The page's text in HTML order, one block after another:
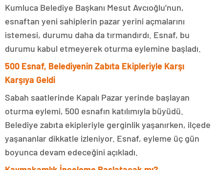
Kumluca Belediye Başkanı Mesut Avcıoğlu’nun,
esnaftan yeni sahiplerin pazar yerini açmalarını
istemesi, durumu daha da tırmandırdı. Esnaf, bu
durumu kabul etmeyerek oturma eylemine başladı.
500 Esnaf, Belediyenin Zabıta Ekipleriyle Karşı
Karşıya Geldi
Sabah saatlerinde Kapalı Pazar yerinde başlayan
oturma eylemi, 500 esnafın katılımıyla büyüdü.
Belediye zabıta ekipleriyle gerginlik yaşanırken, ilçede
yaşananlar dikkatle izleniyor. Esnaf, eyleme üç gün
boyunca devam edeceğini açıkladı.